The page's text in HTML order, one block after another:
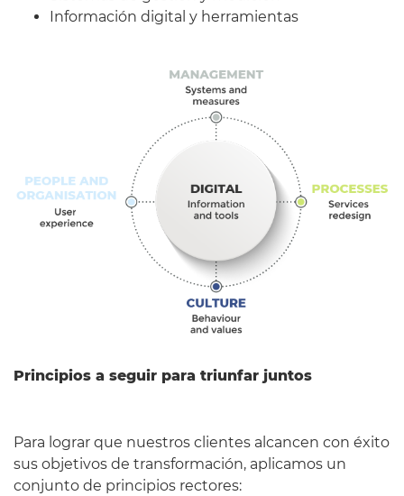
Información digital y herramientas
Principios a seguir para triunfar juntos
Para lograr que nuestros clientes alcancen con éxito
sus objetivos de transformación, aplicamos un
conjunto de principios rectores: